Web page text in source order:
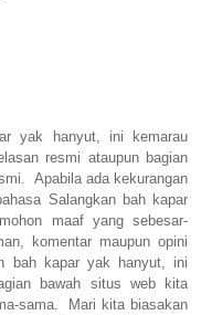
yak hanyut, ini kemarau
resmi ataupun bagian
Apabila ada kekurangan
Salangkan bah kapar
maaf yang sebesar-
komentar maupun opini
bah kapar yak hanyut, ini
bawah situs web kita
sama. Mari kita biasakan